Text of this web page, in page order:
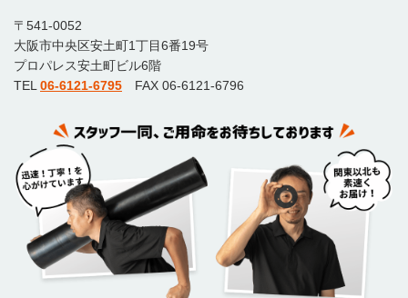
〒541-0052
大阪市中央区安土町1丁目6番19号
プロパレス安土町ビル6階
TEL 06-6121-6795 FAX 06-6121-6796